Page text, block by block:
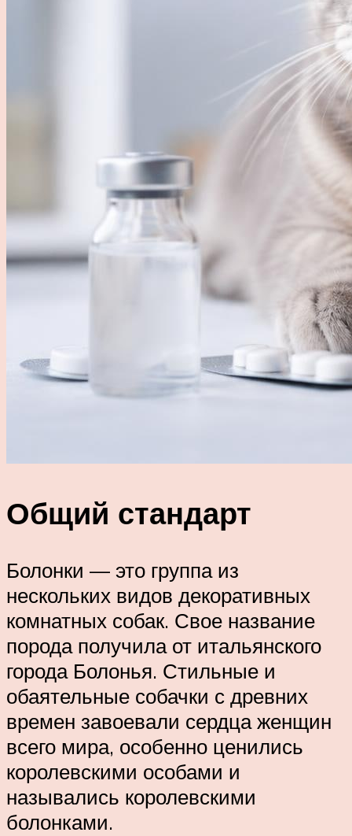
Общий стандарт
Болонки — это группа из
нескольких видов декоративных
комнатных собак. Свое название
порода получила от итальянского
города Болонья. Стильные и
обаятельные собачки с древних
времен завоевали сердца женщин
всего мира, особенно ценились
королевскими особами и
назывались королевскими
болонками.